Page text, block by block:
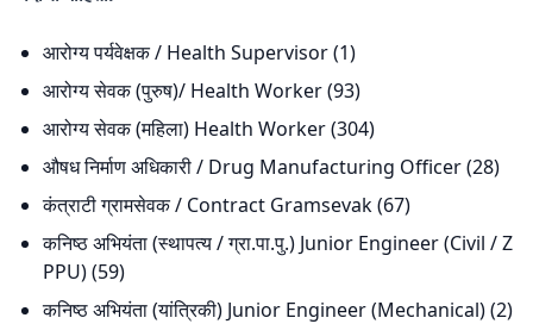
आरोग्य पर्यवेक्षक / Health Supervisor (1)
आरोग्य सेवक (पुरुष)/ Health Worker (93)
आरोग्य सेवक (महिला) Health Worker (304)
औषध निर्माण अधिकारी / Drug Manufacturing Officer (28)
कंत्राटी ग्रामसेवक / Contract Gramsevak (67)
कनिष्ठ अभियंता (स्थापत्य / ग्रा.पा.पु.) Junior Engineer (Civil / Z
PPU) (59)
कनिष्ठ अभियंता (यांत्रिकी) Junior Engineer (Mechanical) (2)